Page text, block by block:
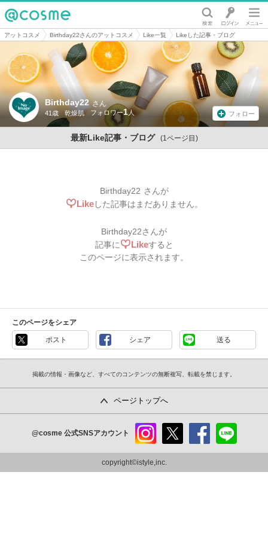
@cosme
アットコスメ Birthday22さんのアットコスメ Like一覧 Likeした記事・ブログ
Birthday22 さん
41歳 乾燥肌 1 フォロー
最新Like記事・ブログ (1ページ目)
Birthday22 さんが
Likeした記事はまだありません。
Birthday22さんが
記事に
Likeすると
このページに表示されます。
このページをシェア
ポスト シェア 送る
掲載の情報・画像など、すべてのコンテンツの無断複写、転載を禁じます。
ページトップへ
@cosme 公式SNSアカウント
ram
copyright©istyle,inc.